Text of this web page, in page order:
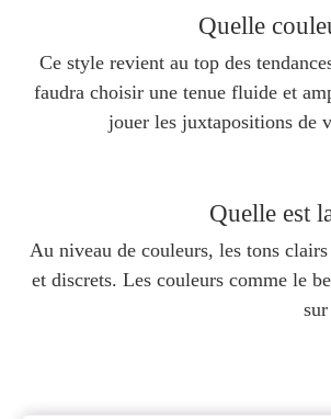
Quelle
Ce style revient au top des
faudra choisir une tenue fluide et
jouer les juxtapositions de
Quelle est
Au niveau de couleurs, les tons
et discrets. Les couleurs comme le
sur